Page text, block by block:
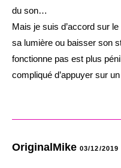
du son…
Mais je suis d’accord sur
sa lumière ou baisser son
fonctionne pas est plus
compliqué d’appuyer sur
OriginalMike 03/12/2019